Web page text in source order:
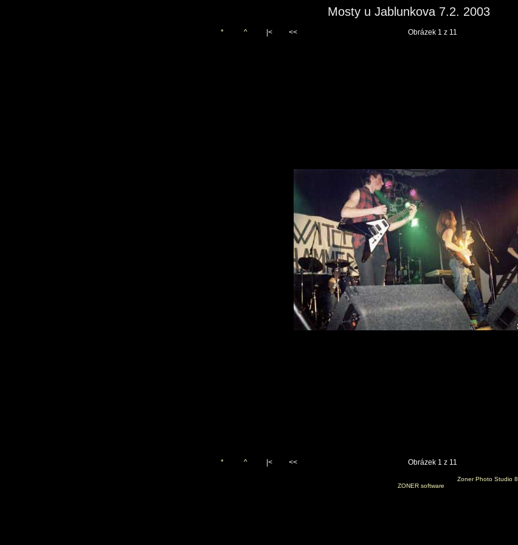
Mosty u Jablunkova 7.2. 2003
* ^ |< << Obrázek 1 z 11
* ^ |< << Obrázek 1 z 11
Zoner Photo Studio 8
ZONER software